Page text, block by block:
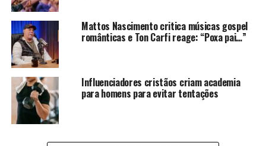
Mattos Nascimento critica músicas gospel
românticas e Ton Carfi reage: “Poxa pai…”
Influenciadores cristãos criam academia
para homens para evitar tentações